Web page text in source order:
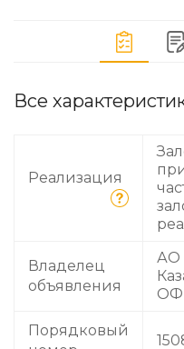
Все
Реализация
Владелец
объявления
АО
ОФ
Порядковый